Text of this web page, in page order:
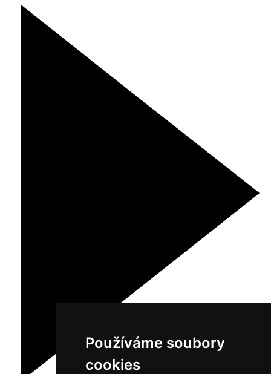
Používáme soubory
cookies